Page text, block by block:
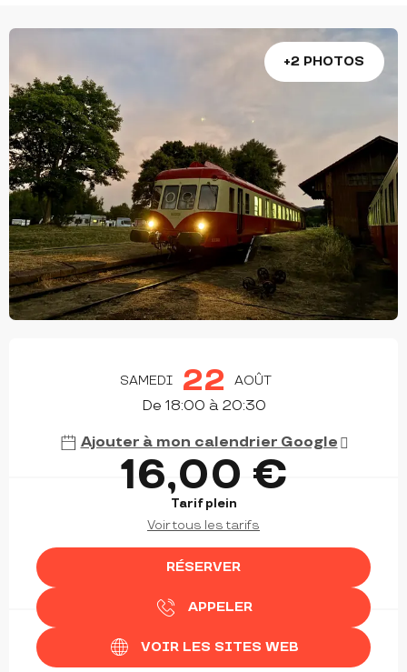
+2 PHOTOS
SAMEDI 22 AOÛT
De 18:00 à 20:30
Ajouter à mon calendrier Google
16,00 €
Tarif plein
Voir tous les tarifs
RÉSERVER
APPELER
VOIR LES SITES WEB